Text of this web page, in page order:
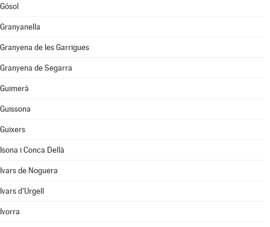
Gósol
Granyanella
Granyena de les Garrigues
Granyena de Segarra
Guimerà
Guissona
Guixers
Isona i Conca Dellà
Ivars de Noguera
Ivars d'Urgell
Ivorra